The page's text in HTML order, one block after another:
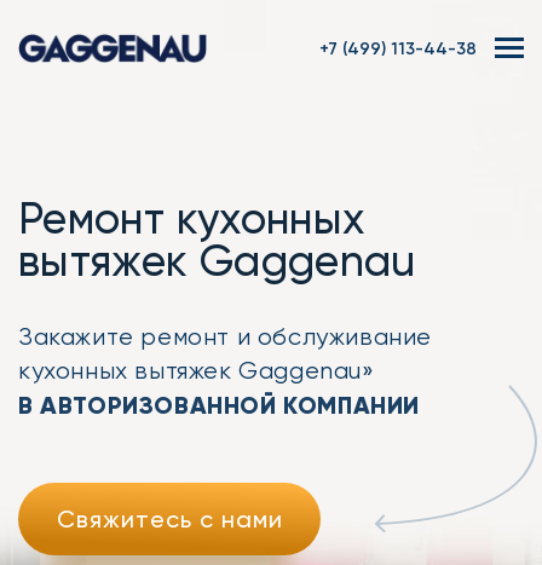
+7 (499) 113-44-38
Ремонт кухонных
вытяжек Gaggenau
Закажите ремонт и обслуживание
кухонных вытяжек Gaggenau»
В АВТОРИЗОВАННОЙ КОМПАНИИ
Свяжитесь с нами